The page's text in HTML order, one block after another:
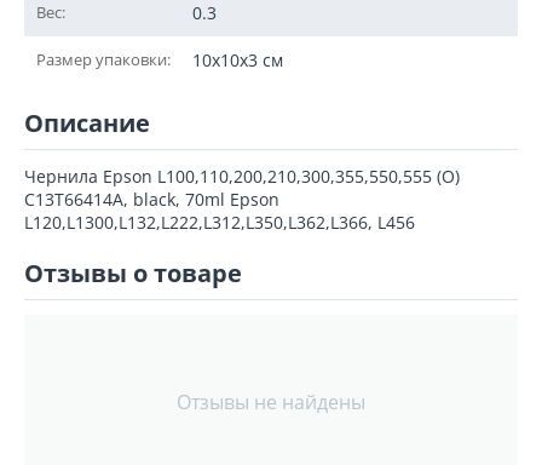
Вес: 0.3
Размер упаковки: 10x10x3 см
Описание
Чернила Epson L100,110,200,210,300,355,550,555 (O)
C13T66414A, black, 70ml Epson
L120,L1300,L132,L222,L312,L350,L362,L366, L456
Отзывы о товаре
Отзывы не найдены